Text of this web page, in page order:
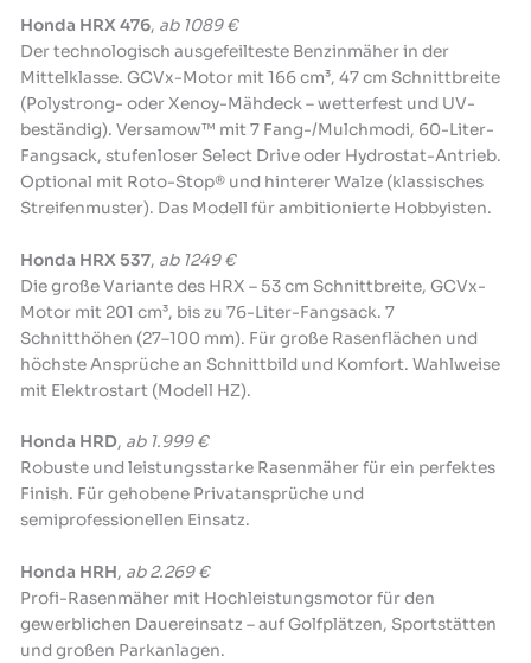
Honda HRX 476, ab 1089 €
Der technologisch ausgefeilteste Benzinmäher in der
Mittelklasse. GCVx-Motor mit 166 cm³, 47 cm Schnittbreite
(Polystrong- oder Xenoy-Mähdeck – wetterfest und UV-
beständig). Versamow™ mit 7 Fang-/Mulchmodi, 60-Liter-
Fangsack, stufenloser Select Drive oder Hydrostat-Antrieb.
Optional mit Roto-Stop® und hinterer Walze (klassisches
Streifenmuster). Das Modell für ambitionierte Hobbyisten.
Honda HRX 537, ab 1249 €
Die große Variante des HRX – 53 cm Schnittbreite, GCVx-
Motor mit 201 cm³, bis zu 76-Liter-Fangsack. 7
Schnitthöhen (27–100 mm). Für große Rasenflächen und
höchste Ansprüche an Schnittbild und Komfort. Wahlweise
mit Elektrostart (Modell HZ).
Honda HRD, ab 1.999 €
Robuste und leistungsstarke Rasenmäher für ein perfektes
Finish. Für gehobene Privatansprüche und
semiprofessionellen Einsatz.
Honda HRH, ab 2.269 €
Profi-Rasenmäher mit Hochleistungsmotor für den
gewerblichen Dauereinsatz – auf Golfplätzen, Sportstätten
und großen Parkanlagen.